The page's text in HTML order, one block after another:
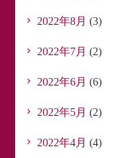
2022年8月 (3)
2022年7月 (2)
2022年6月 (6)
2022年5月 (2)
2022年4月 (4)